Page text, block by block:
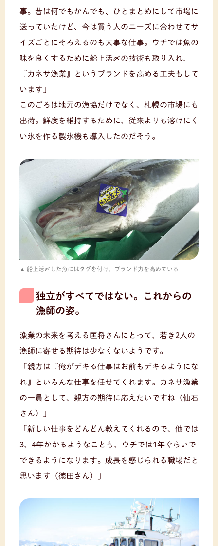
事。昔は何でもかんでも、ひとまとめにして市場に
送っていたけど、今は買う人のニーズに合わせてサ
イズごとにそろえるのも大事な仕事。ウチでは魚の
味を良くするために船上活〆の技術も取り入れ、
『カネサ漁業』というブランドを高める工夫もして
います」
このごろは地元の漁協だけでなく、札幌の市場にも
出荷。鮮度を維持するために、従来よりも溶けにく
い氷を作る製氷機も導入したのだそう。
船上活〆した魚にはタグを付け、ブランド力を高めている
独立がすべてではない。これからの
漁師の姿。
漁業の未来を考える匡将さんにとって、若き2人の
漁師に寄せる期待は少なくないようです。
「親方は『俺がデキる仕事はお前もデキるようにな
れ』といろんな仕事を任せてくれます。カネサ漁業
の一員として、親方の期待に応えたいですね（仙石
さん）」
「新しい仕事をどんどん教えてくれるので、他では
3、4年かかるようなことも、ウチでは1年ぐらいで
できるようになります。成長を感じられる職場だと
思います（徳田さん）」